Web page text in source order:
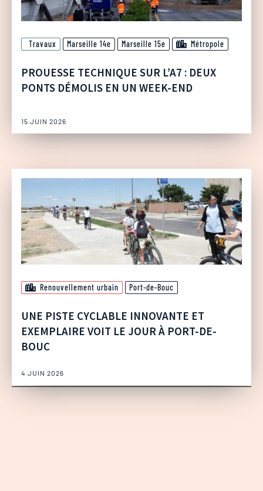
Travaux Marseille 14e Marseille 15e Métropole
PROUESSE TECHNIQUE SUR L’A7 : DEUX
PONTS DÉMOLIS EN UN WEEK-END
15 JUIN 2026
Renouvellement urbain Port-de-Bouc
UNE PISTE CYCLABLE INNOVANTE ET
EXEMPLAIRE VOIT LE JOUR À PORT-DE-
BOUC
4 JUIN 2026